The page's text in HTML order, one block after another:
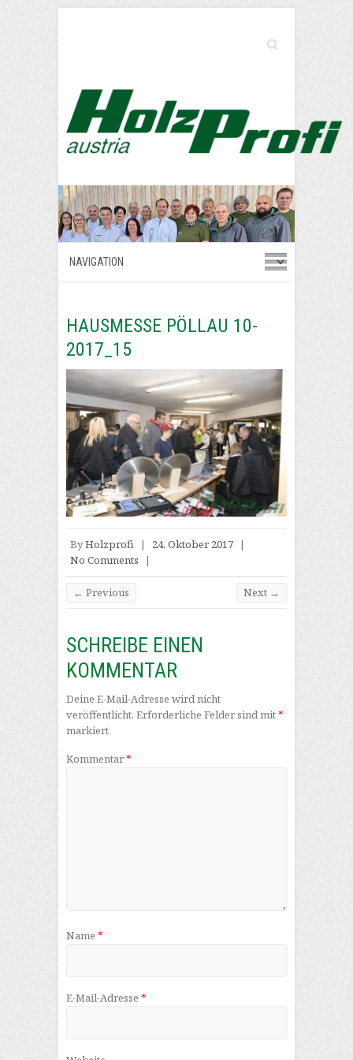
Search
HAUSMESSE PÖLLAU 10-
2017_15
ByHolzprofi | 24. Oktober 2017 |
No Comments
|
← Previous Next →
SCHREIBE EINEN
KOMMENTAR
Deine E-Mail-Adresse wird nicht
veröffentlicht. Erforderliche Felder sind mit*
markiert
Kommentar*
Name *
E-Mail-Adresse *